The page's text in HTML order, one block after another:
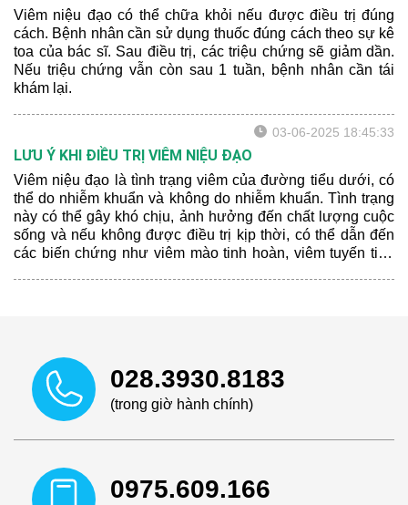
Viêm niệu đạo có thể chữa khỏi nếu được điều trị đúng
cách. Bệnh nhân cần sử dụng thuốc đúng cách theo sự kê
toa của bác sĩ. Sau điều trị, các triệu chứng sẽ giảm dần.
Nếu triệu chứng vẫn còn sau 1 tuần, bệnh nhân cần tái
khám lại.
03-06-2025 18:45:33
LƯU Ý KHI ĐIỀU TRỊ VIÊM NIỆU ĐẠO
Viêm niệu đạo là tình trạng viêm của đường tiểu dưới, có
thể do nhiễm khuẩn và không do nhiễm khuẩn. Tình trạng
này có thể gây khó chịu, ảnh hưởng đến chất lượng cuộc
sống và nếu không được điều trị kịp thời, có thể dẫn đến
các biến chứng như viêm mào tinh hoàn, viêm tuyến tiền
028.3930.8183
(trong giờ hành chính)
0975.609.166